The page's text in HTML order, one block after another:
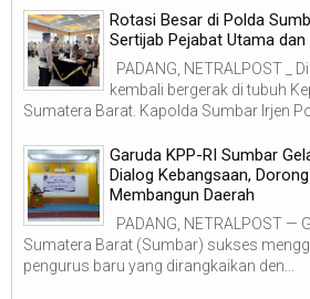
Rotasi Besar di Polda
Sertijab Pejabat Utama dan
PADANG, NETRALPOST _
kembali bergerak di tubuh
Sumatera Barat. Kapolda Sumbar Irjen
Garuda KPP-RI Sumbar
Dialog Kebangsaan,
Membangun Daerah
PADANG, NETRALPOST —
Sumatera Barat (Sumbar) sukses
pengurus baru yang dirangkaikan den...